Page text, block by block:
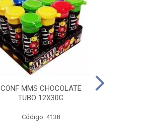
CONF MMS CHOCOLATE
TUBO 12X30G
Código: 4138